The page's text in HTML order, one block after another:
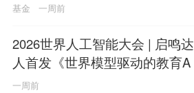
基金 一周前
2026世界人工智能大会 | 启鸣达
人首发《世界模型驱动的教育A
GI白皮书》
一周前